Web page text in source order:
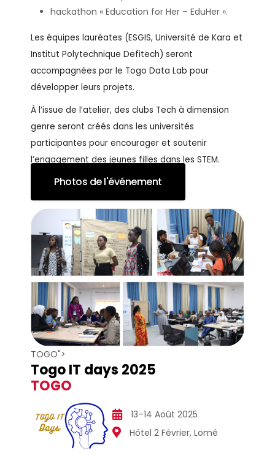
hackathon « Education for Her – EduHer ».
Les équipes lauréates (ESGIS, Université de Kara et
Institut Polytechnique Defitech) seront
accompagnées par le Togo Data Lab pour
développer leurs projets.
À l’issue de l’atelier, des clubs Tech à dimension
genre seront créés dans les universités
participantes pour encourager et soutenir
l’engagement des jeunes filles dans les STEM.
Photos de l'événement
TOGO">
Togo IT days 2025
TOGO
13–14 Août 2025
Hôtel 2 Février, Lomé